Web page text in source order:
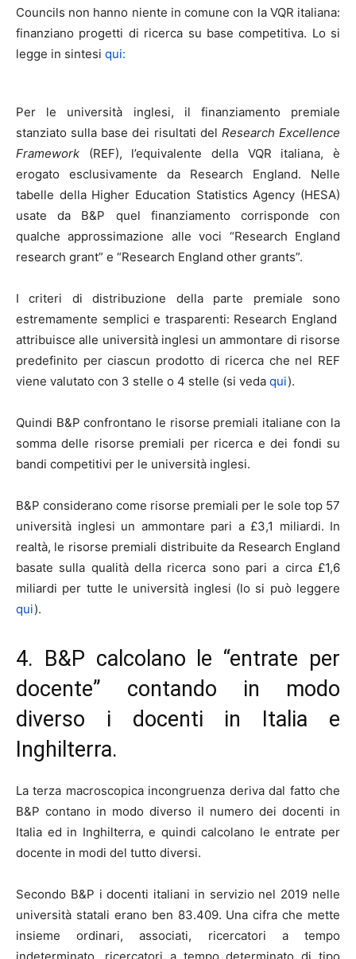
Councils non hanno niente in comune con la VQR italiana:
finanziano progetti di ricerca su base competitiva. Lo si
legge in sintesi qui:
Per le università inglesi, il finanziamento premiale
stanziato sulla base dei risultati del Research Excellence
Framework (REF), l’equivalente della VQR italiana, è
erogato esclusivamente da Research England. Nelle
tabelle della Higher Education Statistics Agency (HESA)
usate da B&P quel finanziamento corrisponde con
qualche approssimazione alle voci “Research England
research grant” e “Research England other grants”.
I criteri di distribuzione della parte premiale sono
estremamente semplici e trasparenti: Research England
attribuisce alle università inglesi un ammontare di risorse
predefinito per ciascun prodotto di ricerca che nel REF
viene valutato con 3 stelle o 4 stelle (si veda qui).
Quindi B&P confrontano le risorse premiali italiane con la
somma delle risorse premiali per ricerca e dei fondi su
bandi competitivi per le università inglesi.
B&P considerano come risorse premiali per le sole top 57
università inglesi un ammontare pari a £3,1 miliardi. In
realtà, le risorse premiali distribuite da Research England
basate sulla qualità della ricerca sono pari a circa £1,6
miliardi per tutte le università inglesi (lo si può leggere
qui).
4. B&P calcolano le “entrate per
docente” contando in modo
diverso i docenti in Italia e
Inghilterra.
La terza macroscopica incongruenza deriva dal fatto che
B&P contano in modo diverso il numero dei docenti in
Italia ed in Inghilterra, e quindi calcolano le entrate per
docente in modi del tutto diversi.
Secondo B&P i docenti italiani in servizio nel 2019 nelle
università statali erano ben 83.409. Una cifra che mette
insieme ordinari, associati, ricercatori a tempo
indeterminato, ricercatori a tempo determinato di tipo